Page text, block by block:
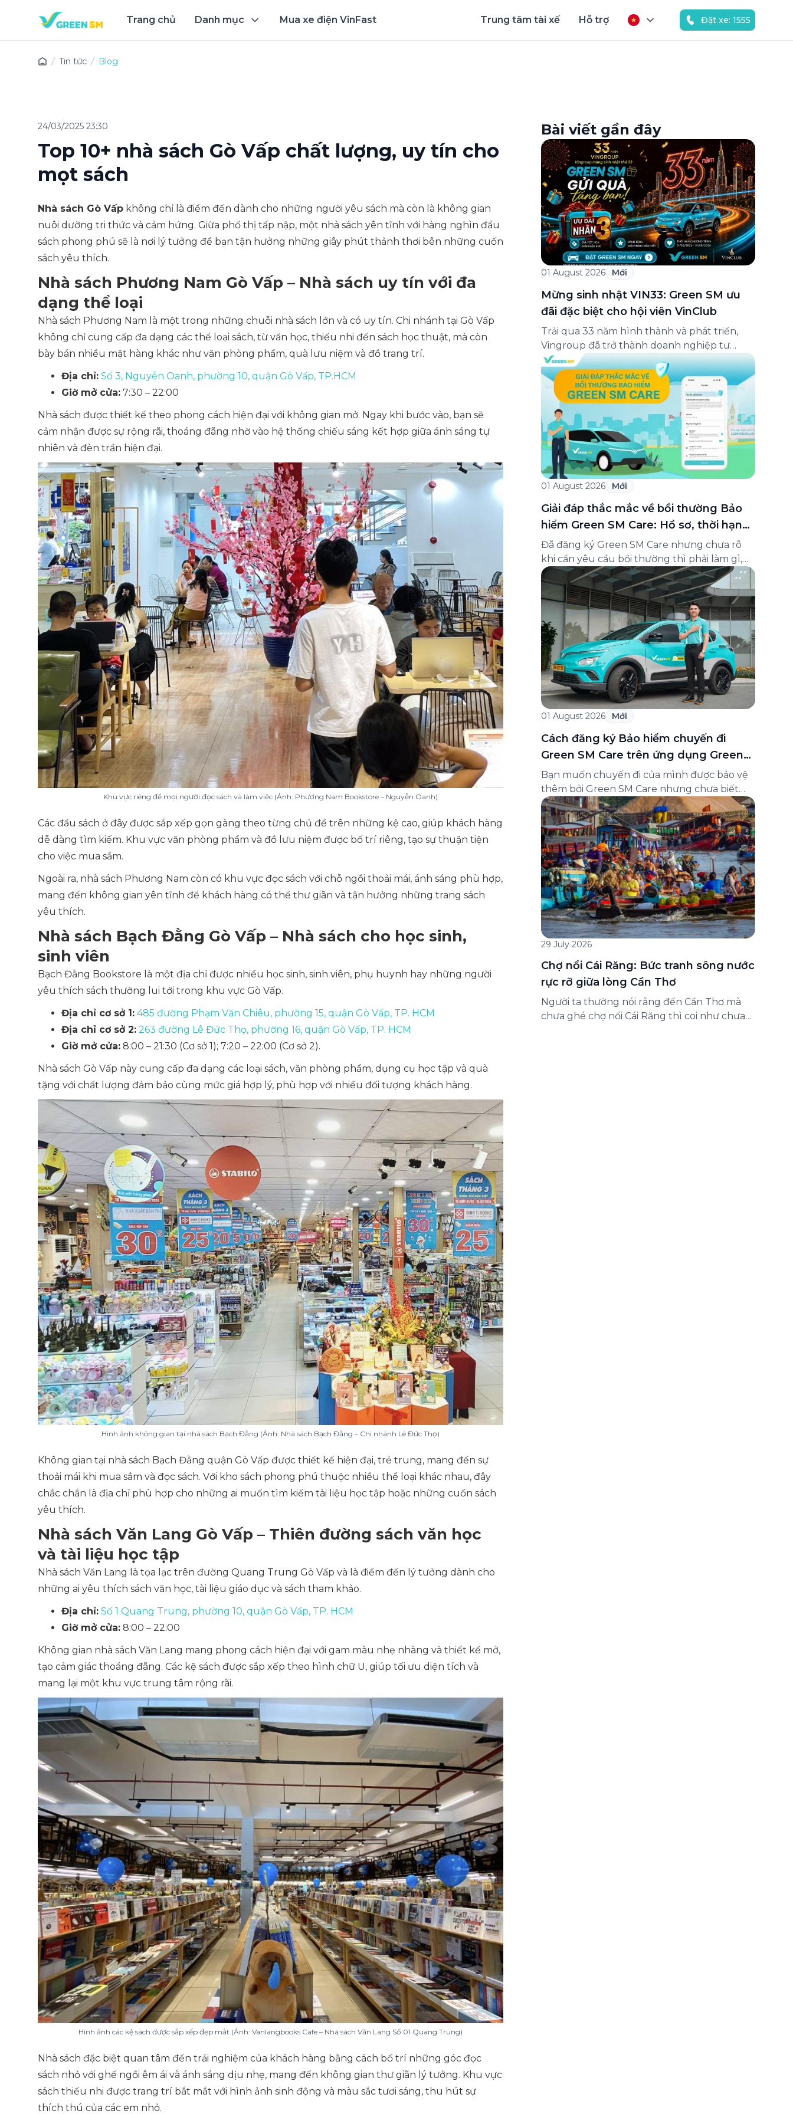
Trang chủ Danh mục Mua xe điện VinFast Trung tâm tài xế Hỗ trợ Đặt xe: 1555
Tin tức Blog
24/03/2025 23:30
Top 10+ nhà sách Gò Vấp chất lượng, uy tín cho
mọt sách
Nhà sách Gò Vấp không chỉ là điểm đến dành cho những người yêu sách mà còn là không gian
nuôi dưỡng tri thức và cảm hứng. Giữa phố thị tấp nập, một nhà sách yên tĩnh với hàng nghìn đầu
sách phong phú sẽ là nơi lý tưởng để bạn tận hưởng những giây phút thảnh thơi bên những cuốn
sách yêu thích.
Nhà sách Phương Nam Gò Vấp – Nhà sách uy tín với đa
dạng thể loại
Nhà sách Phương Nam là một trong những chuỗi nhà sách lớn và có uy tín. Chi nhánh tại Gò Vấp
không chỉ cung cấp đa dạng các thể loại sách, từ văn học, thiếu nhi đến sách học thuật, mà còn
bày bán nhiều mặt hàng khác như văn phòng phẩm, quà lưu niệm và đồ trang trí.
Địa chỉ: Số 3, Nguyễn Oanh, phường 10, quận Gò Vấp, TP.HCM
Giờ mở cửa: 7:30 – 22:00
Nhà sách được thiết kế theo phong cách hiện đại với không gian mở. Ngay khi bước vào, bạn sẽ
cảm nhận được sự rộng rãi, thoáng đãng nhờ vào hệ thống chiếu sáng kết hợp giữa ánh sáng tự
nhiên và đèn trần hiện đại.
Khu vực riêng để mọi người đọc sách và làm việc (Ảnh: Phương Nam Bookstore – Nguyễn Oanh)
Các đầu sách ở đây được sắp xếp gọn gàng theo từng chủ đề trên những kệ cao, giúp khách hàng
dễ dàng tìm kiếm. Khu vực văn phòng phẩm và đồ lưu niệm được bố trí riêng, tạo sự thuận tiện
cho việc mua sắm.
Ngoài ra, nhà sách Phương Nam còn có khu vực đọc sách với chỗ ngồi thoải mái, ánh sáng phù hợp,
mang đến không gian yên tĩnh để khách hàng có thể thư giãn và tận hưởng những trang sách
yêu thích.
Nhà sách Bạch Đằng Gò Vấp – Nhà sách cho học sinh,
sinh viên
Bạch Đằng Bookstore là một địa chỉ được nhiều học sinh, sinh viên, phụ huynh hay những người
yêu thích sách thường lui tới trong khu vực Gò Vấp.
Địa chỉ cơ sở 1: 485 đường Phạm Văn Chiêu, phường 15, quận Gò Vấp, TP. HCM
Địa chỉ cơ sở 2: 263 đường Lê Đức Thọ, phường 16, quận Gò Vấp, TP. HCM
Giờ mở cửa: 8:00 – 21:30 (Cơ sở 1); 7:20 – 22:00 (Cơ sở 2).
Nhà sách Gò Vấp này cung cấp đa dạng các loại sách, văn phòng phẩm, dụng cụ học tập và quà
tặng với chất lượng đảm bảo cùng mức giá hợp lý, phù hợp với nhiều đối tượng khách hàng.
Hình ảnh không gian tại nhà sách Bạch Đằng (Ảnh: Nhà sách Bạch Đằng – Chi nhánh Lê Đức Thọ)
Không gian tại nhà sách Bạch Đằng quận Gò Vấp được thiết kế hiện đại, trẻ trung, mang đến sự
thoải mái khi mua sắm và đọc sách. Với kho sách phong phú thuộc nhiều thể loại khác nhau, đây
chắc chắn là địa chỉ phù hợp cho những ai muốn tìm kiếm tài liệu học tập hoặc những cuốn sách
yêu thích.
Nhà sách Văn Lang Gò Vấp – Thiên đường sách văn học
và tài liệu học tập
Nhà sách Văn Lang là tọa lạc trên đường Quang Trung Gò Vấp và là điểm đến lý tưởng dành cho
những ai yêu thích sách văn học, tài liệu giáo dục và sách tham khảo.
Địa chỉ: Số 1 Quang Trung, phường 10, quận Gò Vấp, TP. HCM
Giờ mở cửa: 8:00 – 22:00
Không gian nhà sách Văn Lang mang phong cách hiện đại với gam màu nhẹ nhàng và thiết kế mở,
tạo cảm giác thoáng đãng. Các kệ sách được sắp xếp theo hình chữ U, giúp tối ưu diện tích và
mang lại một khu vực trung tâm rộng rãi.
Hình ảnh các kệ sách được sắp xếp đẹp mắt (Ảnh: Vanlangbooks Cafe – Nhà sách Văn Lang Số 01 Quang Trung)
Nhà sách đặc biệt quan tâm đến trải nghiệm của khách hàng bằng cách bố trí những góc đọc
sách nhỏ với ghế ngồi êm ái và ánh sáng dịu nhẹ, mang đến không gian thư giãn lý tưởng. Khu vực
sách thiếu nhi được trang trí bắt mắt với hình ảnh sinh động và màu sắc tươi sáng, thu hút sự
thích thú của các em nhỏ.
Bài viết gần đây
01 August 2026 Mới
Mừng sinh nhật VIN33: Green SM ưu
đãi đặc biệt cho hội viên VinClub
Trải qua 33 năm hình thành và phát triển,
Vingroup đã trở thành doanh nghiệp tư
nhân đa ngành lớn nhất Việt Nam, lọt Top 30
doanh nghiệp lớn nhất Đông Nam Á theo
bảng xếp hạng của Tạp chí Fortune (Mỹ).
Nhân kỷ niệm 33 năm thành lập (8/8/1993
đến 8/8/2026), Green SM trân […]
01 August 2026 Mới
Giải đáp thắc mắc về bồi thường Bảo
hiểm Green SM Care: Hồ sơ, thời hạn
và cách liên hệ hỗ trợ
Đã đăng ký Green SM Care nhưng chưa rõ
khi cần yêu cầu bồi thường thì phải làm gì,
hồ sơ ra sao, hay giấy chứng nhận bảo hiểm
tìm ở đâu? Bài viết này tổng hợp đầy đủ các
câu hỏi thường gặp nhất về quy trình bồi
thường và hỗ trợ của Green […]
01 August 2026 Mới
Cách đăng ký Bảo hiểm chuyến đi
Green SM Care trên ứng dụng Green
SM
Bạn muốn chuyến đi của mình được bảo vệ
thêm bởi Green SM Care nhưng chưa biết
đăng ký ở đâu? Bài viết dưới đây sẽ hướng
dẫn chi tiết cách tham gia (và hủy tham gia)
gói bảo hiểm này ngay trên ứng dụng Green
SM, cùng những lưu ý quan trọng trước khi
[…]
29 July 2026
Chợ nổi Cái Răng: Bức tranh sông nước
rực rỡ giữa lòng Cần Thơ
Người ta thường nói rằng đến Cần Thơ mà
chưa ghé chợ nổi Cái Răng thì coi như chưa